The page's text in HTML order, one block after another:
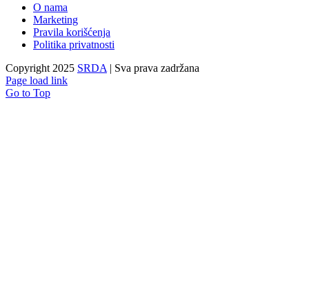
O nama
Marketing
Pravila korišćenja
Politika privatnosti
Copyright 2025 SRDA | Sva prava zadržana
Page load link
Go to Top